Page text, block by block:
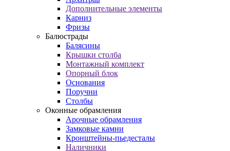
Дополнительные элементы
Карниз
Фризы
Балюстрады
Балясины
Крышки столба
Монтажный комплект
Опорный блок
Основания
Поручни
Столбы
Оконные обрамления
Арочные обрамления
Замковые камни
Кронштейны-пьедесталы
Наличники